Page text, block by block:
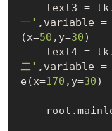
text3 =
一' ,variable =
(x=50 ,y=30)
text4 =
二' ,variable =
e(x=170 ,y=30)